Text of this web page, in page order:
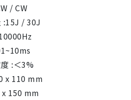
/ CW
:15J / 30J
:＜3%
x 110 mm
mm